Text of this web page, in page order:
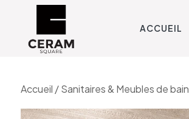
ACCUEIL
Accueil /Sanitaires & Meubles de bain